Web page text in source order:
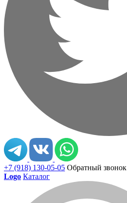
+7 (918) 130-05-05 Обратный звонок
Logo Каталог